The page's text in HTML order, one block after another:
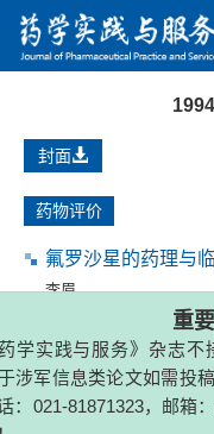
学实践与服务》杂志不
涉军信息类论文如需投
：021-81871323，邮箱：
封面
药物评价
氟罗沙星的药理与
李眉
胃H+ /K+转换ATP酶
物